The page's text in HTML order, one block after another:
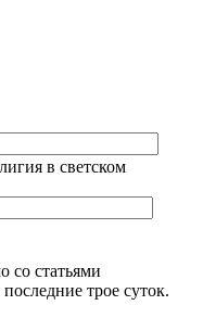
в светском
со статьями
трое суток.